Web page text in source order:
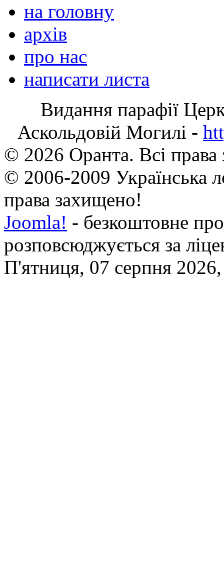
на головну
архів
про нас
написати листа
Видання парафії
Аскольдовій Могилі -
© 2026 Оранта. Всі
© 2006-2009 Українська
права захищено!
Joomla! - безкоштовне
розповсюджується за
П'ятниця, 07 серпня